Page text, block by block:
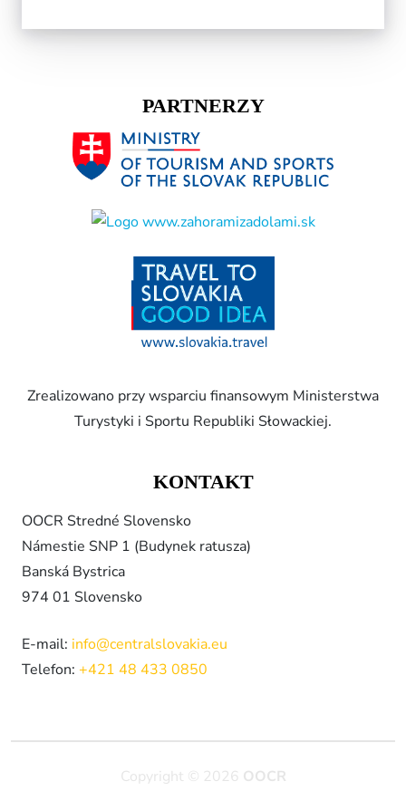
PARTNERZY
Zrealizowano przy wsparciu finansowym Ministerstwa
Turystyki i Sportu Republiki Słowackiej.
KONTAKT
OOCR Stredné Slovensko
Námestie SNP 1 (Budynek ratusza)
Banská Bystrica
974 01 Slovensko
E-mail: info@centralslovakia.eu
Telefon: +421 48 433 0850
Copyright © 2026 OOCR